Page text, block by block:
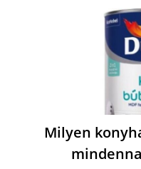
Milyen